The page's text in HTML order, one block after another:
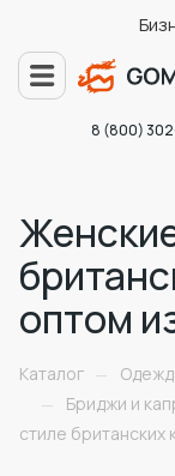
8 (800)
оптом
Каталог —
—
Бриджи и
стиле британских